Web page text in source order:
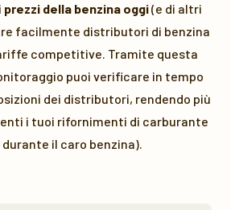
prezzi della benzina oggi(e di altri
facilmente distributori di benzina
competitive. Tramite questa
puoi verificare in tempo
dei distributori, rendendo più
i tuoi rifornimenti di carburante
il caro benzina).